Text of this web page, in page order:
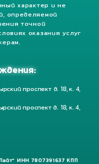
характер и не
определяемой
точной
оказания услуг
проспект д. 18, к. 4,
проспект д. 18, к. 4,
ИНН 7807391637 КПП